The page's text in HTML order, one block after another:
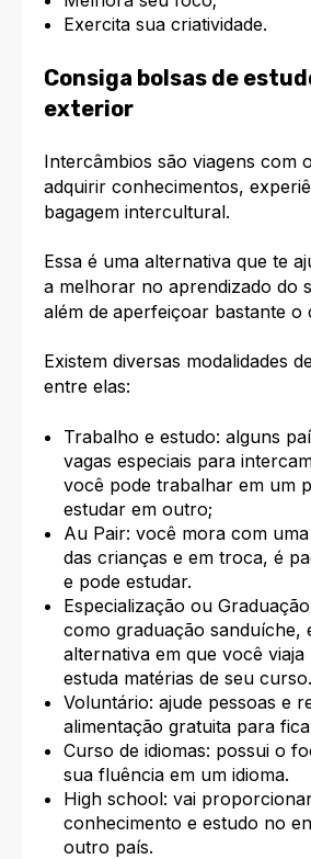
Exercita sua criatividade.
Consiga bolsas de
exterior
Intercâmbios são viagens com
adquirir conhecimentos,
bagagem intercultural.
Essa é uma alternativa que te
a melhorar no aprendizado do
além de aperfeiçoar bastante o
Existem diversas modalidades
entre elas:
Trabalho e estudo: alguns
vagas especiais para
você pode trabalhar em um
estudar em outro;
Au Pair: você mora com
das crianças e em troca, é
e pode estudar.
Especialização ou
como graduação sanduíche,
alternativa em que você
estuda matérias de seu curso.
Voluntário: ajude pessoas e
alimentação gratuita para
Curso de idiomas: possui o
sua fluência em um idioma.
High school: vai
conhecimento e estudo no
outro país.